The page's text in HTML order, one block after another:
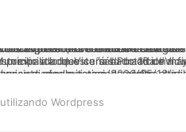
utilizando Wordpress